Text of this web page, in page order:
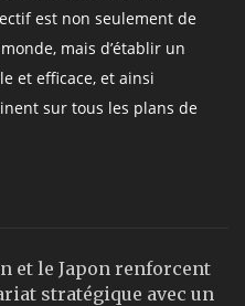
est non seulement de
mais d’établir un
et efficace, et ainsi
sur tous les plans de
et le Japon renforcent
stratégique avec un